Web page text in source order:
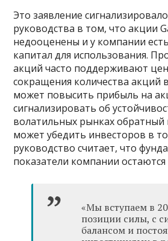
Это заявление
руководства в том, что акции
недооценены и у компании
капитал для использования.
акций часто поддерживают
сокращения количества акций
может повысить прибыль на
сигнализировать об
волатильных рынках обратный
может убедить инвесторов в
руководство считает, что
показатели компании
«Мы вступаем в
позиции силы, с
балансом и